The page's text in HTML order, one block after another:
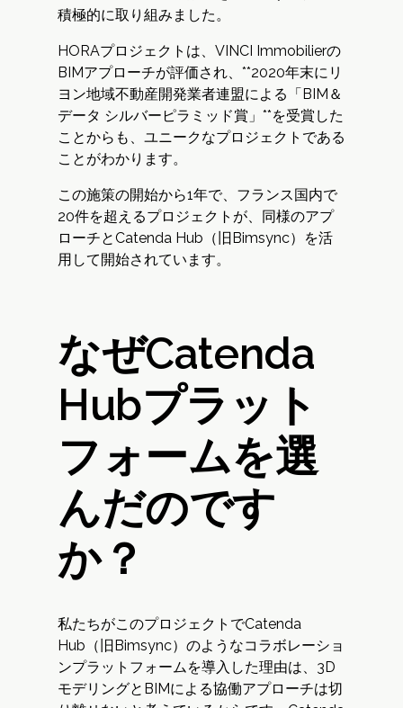
積極的に取り組みました。
HORAプロジェクトは、VINCI Immobilierの
BIMアプローチが評価され、**2020年末にリ
ヨン地域不動産開発業者連盟による「BIM＆
データ シルバーピラミッド賞」**を受賞した
ことからも、ユニークなプロジェクトである
ことがわかります。
この施策の開始から1年で、フランス国内で
20件を超えるプロジェクトが、同様のアプ
ローチとCatenda Hub（旧Bimsync）を活
用して開始されています。
なぜCatenda
Hubプラット
フォームを選
んだのです
か？
私たちがこのプロジェクトでCatenda
Hub（旧Bimsync）のようなコラボレーショ
ンプラットフォームを導入した理由は、3D
モデリングとBIMによる協働アプローチは切